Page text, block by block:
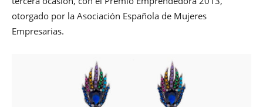
otorgado por la Asociación Española de Mujeres
Empresarias.